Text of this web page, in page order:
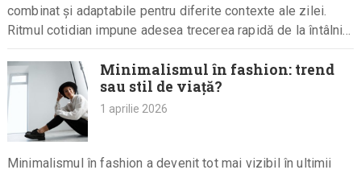
combinat și adaptabile pentru diferite contexte ale zilei.
Ritmul cotidian impune adesea trecerea rapidă de la întâlniri
Minimalismul în fashion: trend
sau stil de viață?
1 aprilie 2026
Minimalismul în fashion a devenit tot mai vizibil în ultimii